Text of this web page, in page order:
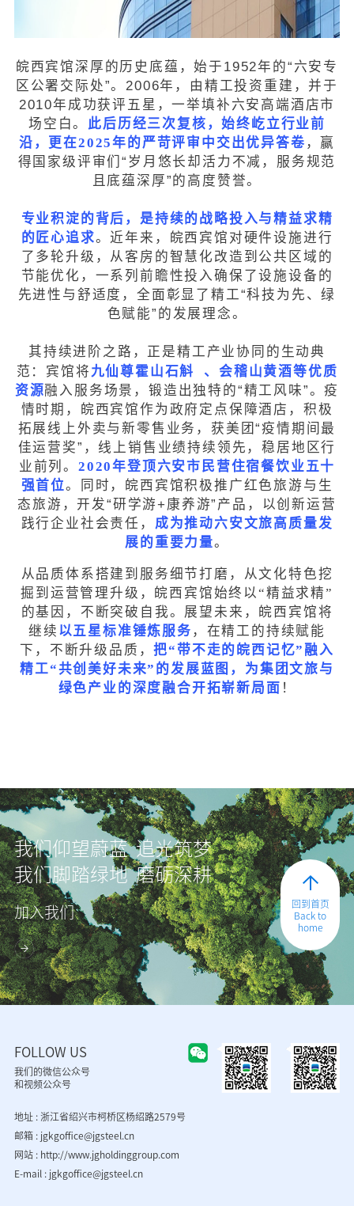
皖西宾馆深厚的历史底蕴，始于1952年的“六安专
区公署交际处”。2006年，由精工投资重建，并于
2010年成功获评五星，一举填补六安高端酒店市
场空白。此后历经三次复核，始终屹立行业前
沿，更在2025年的严苛评审中交出优异答卷 ，赢
得国家级评审们“岁月悠长却活力不减，服务规范
且底蕴深厚”的高度赞誉。
专业积淀的背后，是持续的战略投入与精益求精
的匠心追求。近年来，皖西宾馆对硬件设施进行
了多轮升级，从客房的智慧化改造到公共区域的
节能优化，一系列前瞻性投入确保了设施设备的
先进性与舒适度，全面彰显了精工“科技为先、绿
色赋能”的发展理念。
其持续进阶之路，正是精工产业协同的生动典
范：宾馆将 九仙尊霍山石斛
、会稽山黄酒等优质
资源融入服务场景，锻造出独特的“精工风味”。疫
情时期，皖西宾馆作为政府定点保障酒店，积极
拓展线上外卖与新零售业务，获美团“疫情期间最
佳运营奖”，线上销售业绩持续领先，稳居地区行
业前列。 2020年登顶六安市民营住宿餐饮业五十
强首位。同时，皖西宾馆积极推广红色旅游与生
态旅游，开发“研学游+康养游”产品，以创新运营
践行企业社会责任， 成为推动六安文旅高质量发
展的重要力量。
从品质体系搭建到服务细节打磨，从文化特色挖
掘到运营管理升级，皖西宾馆始终以“精益求精”
的基因，不断突破自我。展望未来，皖西宾馆将
继续 以五星标准锤炼服务 ，在精工的持续赋能
下，不断升级品质，把“带不走的皖西记忆”融入
精工“共创美好未来”的发展蓝图，为集团文旅与
绿色产业的深度融合开拓崭新局面 ！
我们仰望蔚蓝 追光筑梦
我们脚踏绿地 磨砺深耕
加入我们
回到首页
Back to
home
FOLLOW US
我们的微信公众号
和视频公众号
地址 : 浙江省绍兴市柯桥区杨绍路2579号
邮箱 : jgkgoffice@jgsteel.cn
网站 : http://www.jgholdinggroup.com
E-mail : jgkgoffice@jgsteel.cn